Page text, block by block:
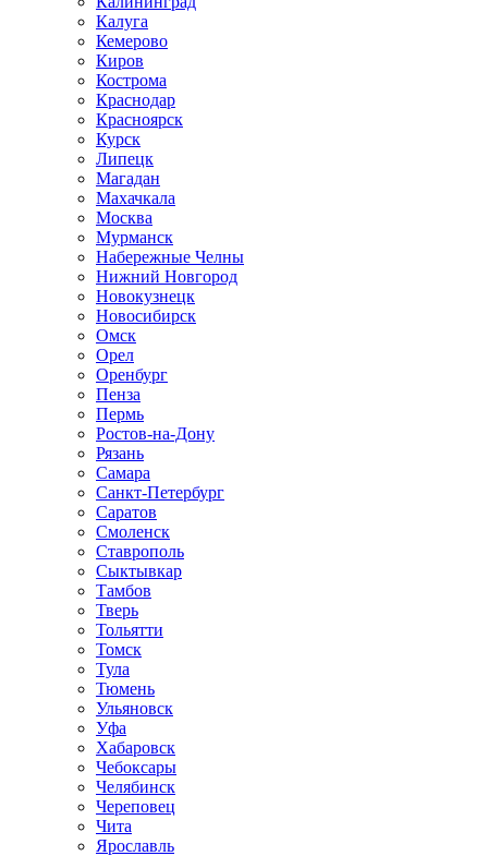
Калуга
Кемерово
Киров
Кострома
Краснодар
Красноярск
Курск
Липецк
Магадан
Махачкала
Москва
Мурманск
Набережные Челны
Нижний Новгород
Новокузнецк
Новосибирск
Омск
Орел
Оренбург
Пенза
Пермь
Ростов-на-Дону
Рязань
Самара
Санкт-Петербург
Саратов
Смоленск
Ставрополь
Сыктывкар
Тамбов
Тверь
Тольятти
Томск
Тула
Тюмень
Ульяновск
Уфа
Хабаровск
Чебоксары
Челябинск
Череповец
Чита
Ярославль